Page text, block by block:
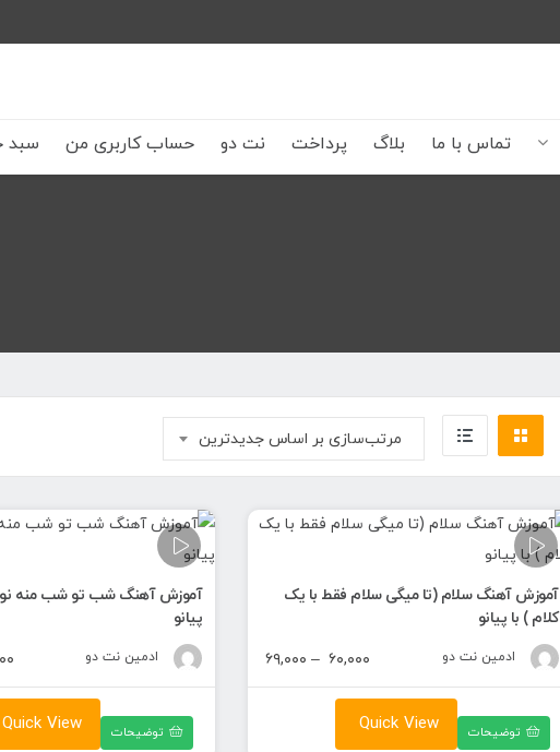
تماس با ما بلاگ پرداخت نت دو حساب کاربری من سبد
مرتب‌سازی بر اساس جدیدترین
آموزش آهنگ سلام (تا میگی سلام فقط با یک
کلام ) با پیانو
ادمین نت دو ۶۰,۰۰۰ – ۶۹,۰۰۰
قیمت:
۶۰,۰۰۰ تومان
توضیحات Quick View
آموزش آهنگ شب تو شب منه
پیانو
ادمین نت دو
توضیحات Quick View